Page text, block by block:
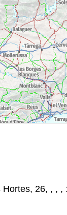
Hortes, 26, , ,